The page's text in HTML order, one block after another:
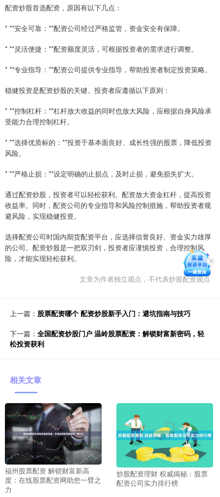
配资炒股首选配资，原因有以下几点：
* **安全可靠：**配资公司经过严格监管，资金安全有保障。
* **灵活便捷：**配资额度灵活，可根据投资者的需求进行调整。
* **专业指导：**配资公司提供专业指导，帮助投资者制定投资策略。
稳健投资是配资炒股的关键。投资者应遵循以下原则：
* **控制杠杆：**杠杆放大收益的同时也放大风险，应根据自身风险承
受能力合理控制杠杆。
* **选择优质标的：**投资于基本面良好、成长性强的股票，降低投资
风险。
* **严格止损：**设定明确的止损点，及时止损，避免损失扩大。
通过配资炒股，投资者可以轻松获利。配资放大资金杠杆，提高投资
收益率。同时，配资公司的专业指导和风险控制措施，帮助投资者规
避风险，实现稳健投资。
选择配资公司时国内期货配资平台，应选择信誉良好、资金实力雄厚
的公司。配资炒股是一把双刃剑，投资者应谨慎投资，合理控制风
险，才能实现轻松获利。
文章为作者独立观点，不代表炒股配资观点
上一篇： 股票配资哪个 配资炒股新手入门：避坑指南与技巧
下一篇： 全国配资炒股门户 温岭股票配资：解锁财富新密码，轻
松投资获利
相关文章
福州股票配资 解锁财富新高
度：在线股票配资网助您一臂之
力
炒股配资理财 权威揭秘：股票
配资公司实力排行榜